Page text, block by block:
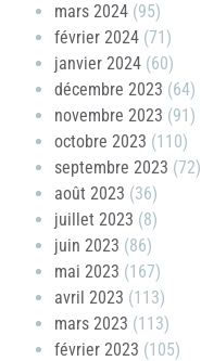
mars 2024 (95)
février 2024 (71)
janvier 2024 (60)
décembre 2023 (64)
novembre 2023 (91)
octobre 2023 (110)
septembre 2023 (72)
août 2023 (36)
juillet 2023 (8)
juin 2023 (86)
mai 2023 (167)
avril 2023 (113)
mars 2023 (113)
février 2023 (105)